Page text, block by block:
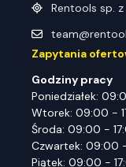
Rentools sp. z
Zapytania
Godziny pracy
Poniedziałek:
Wtorek: 09:00 -
Środa: 09:00 -
Czwartek: 09:00
Piątek: 09:00 -